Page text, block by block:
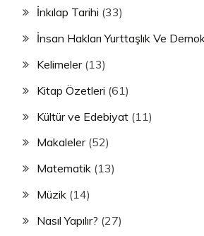
İnkılap Tarihi (33)
İnsan Hakları Yurttaşlık Ve
Kelimeler(13)
Kitap Özetleri (61)
Kültür ve Edebiyat (11)
Makaleler(52)
Matematik (13)
Müzik (14)
Nasıl Yapılır? (27)